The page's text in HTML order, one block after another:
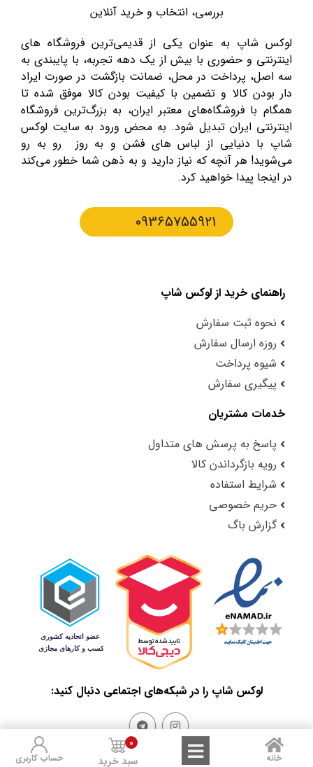
بررسی، انتخاب و خرید آنلاین
لوکس شاپ به عنوان یکی از قدیمی‌ترین فروشگاه های
اینترنتی و حضوری با بیش از یک دهه تجربه، با پایبندی به
سه اصل، پرداخت در محل، ضمانت بازگشت در صورت ایراد
دار بودن کالا و تضمین با کیفیت بودن کالا موفق شده تا
همگام با فروشگاه‌های معتبر ایران، به بزرگ‌ترین فروشگاه
اینترنتی ایران تبدیل شود. به محض ورود به سایت لوکس
شاپ با دنیایی از لباس های فشن و به روز رو به رو
می‌شوید! هر آنچه که نیاز دارید و به ذهن شما خطور می‌کند
در اینجا پیدا خواهید کرد.
09365755921
راهنمای خرید از لوکس شاپ
نحوه ثبت سفارش
روزه ارسال سفارش
شیوه پرداخت
پیگیری سفارش
خدمات مشتریان
پاسخ به پرسش های متداول
رویه بازگرداندن کالا
شرایط استفاده
حریم خصوصی
گزارش باگ
لوکس شاپ را در شبکه‌های اجتماعی دنبال کنید:
خانه سبد خرید
0
حساب کاربری